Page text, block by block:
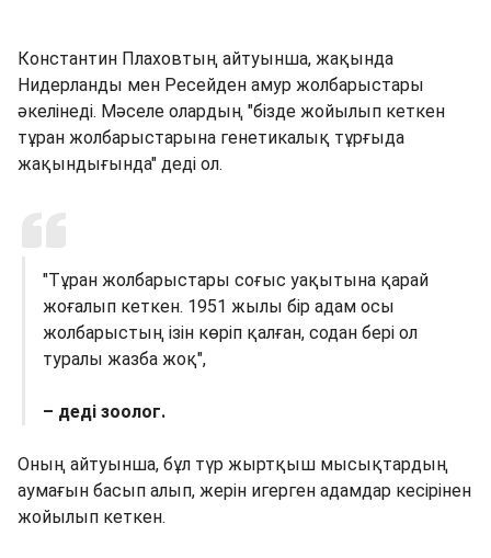
Константин Плаховтың айтуынша, жақында
Нидерланды мен Ресейден амур жолбарыстары
әкелінеді. Мәселе олардың "бізде жойылып кеткен
тұран жолбарыстарына генетикалық тұрғыда
жақындығында" деді ол.
"Тұран жолбарыстары соғыс уақытына қарай
жоғалып кеткен. 1951 жылы бір адам осы
жолбарыстың ізін көріп қалған, содан бері ол
туралы жазба жоқ",
– деді зоолог.
Оның айтуынша, бұл түр жыртқыш мысықтардың
аумағын басып алып, жерін игерген адамдар кесірінен
жойылып кеткен.